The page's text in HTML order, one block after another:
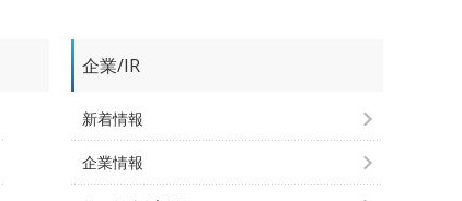
企業/IR
新着情報
企業情報